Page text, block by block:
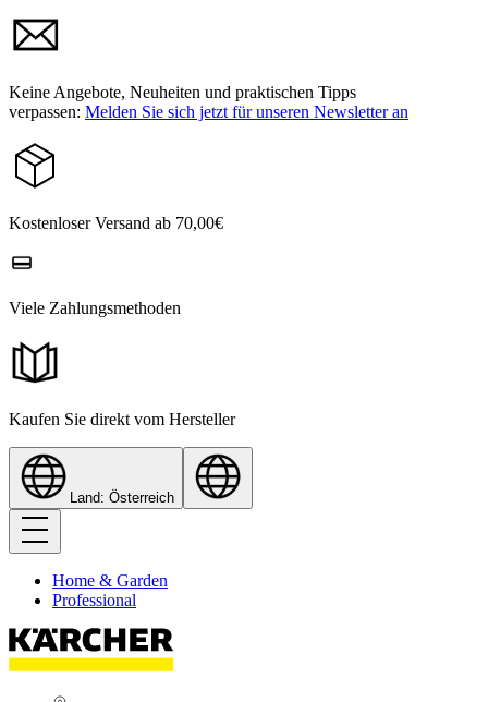
Keine Angebote, Neuheiten und praktischen Tipps
verpassen: Melden Sie sich jetzt für unseren Newsletter an
Kostenloser Versand ab 70,00€
Viele Zahlungsmethoden
Kaufen Sie direkt vom Hersteller
Land: Österreich
Home & Garden
Professional